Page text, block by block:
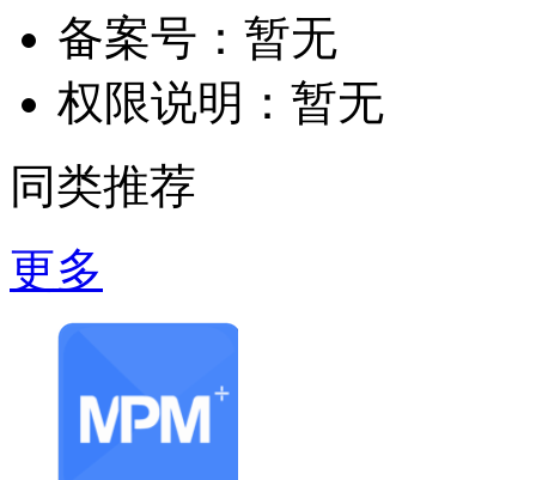
备案号： 暂无
权限说明： 暂无
同类推荐
更多